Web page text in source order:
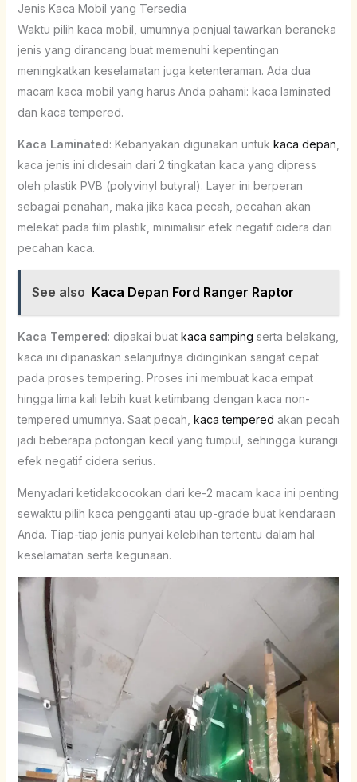
Jenis Kaca Mobil yang Tersedia
Waktu pilih kaca mobil, umumnya penjual tawarkan beraneka
jenis yang dirancang buat memenuhi kepentingan
meningkatkan keselamatan juga ketenteraman. Ada dua
macam kaca mobil yang harus Anda pahami: kaca laminated
dan kaca tempered.
Kaca Laminated: Kebanyakan digunakan untuk kaca depan
kaca jenis ini didesain dari 2 tingkatan kaca yang dipress
oleh plastik PVB (polyvinyl butyral). Layer ini berperan
sebagai penahan, maka jika kaca pecah, pecahan akan
melekat pada film plastik, minimalisir efek negatif cidera dari
pecahan kaca.
See also Kaca Depan Ford Ranger Raptor
Kaca Tempered: dipakai buat kaca samping serta belakang,
kaca ini dipanaskan selanjutnya didinginkan sangat cepat
pada proses tempering. Proses ini membuat kaca empat
hingga lima kali lebih kuat ketimbang dengan kaca non-
tempered umumnya. Saat pecah, kaca tempered akan pecah
jadi beberapa potongan kecil yang tumpul, sehingga kurangi
efek negatif cidera serius.
Menyadari ketidakcocokan dari ke-2 macam kaca ini penting
sewaktu pilih kaca pengganti atau up-grade buat kendaraan
Anda. Tiap-tiap jenis punyai kelebihan tertentu dalam hal
keselamatan serta kegunaan.